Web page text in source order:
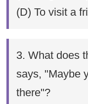
(D) To visit a
3. What does
says, "Maybe
there"?